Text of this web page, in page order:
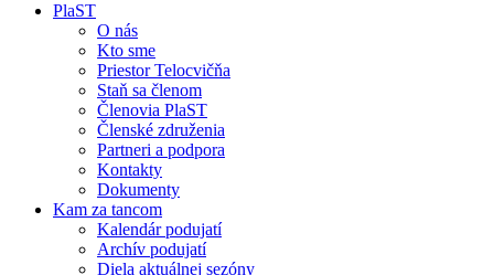
PlaST
O nás
Kto sme
Priestor Telocvičňa
Staň sa členom
Členovia PlaST
Členské združenia
Partneri a podpora
Kontakty
Dokumenty
Kam za tancom
Kalendár podujatí
Archív podujatí
Diela aktuálnej sezóny